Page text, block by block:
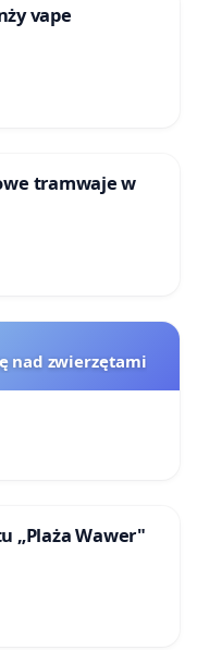
vape
tramwaje w
nad zwierzętami
„Plaża Wawer"